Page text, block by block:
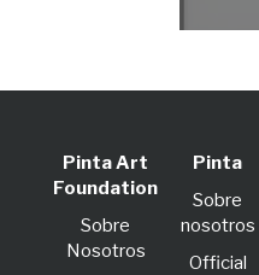
Pinta Art
Foundation
Sobre
Nosotros
Pinta
Sobre
nosotros
Official